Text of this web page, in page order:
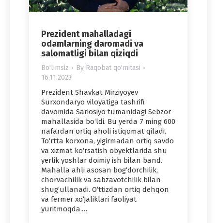
Prezident mahalladagi
odamlarning daromadi va
salomatligi bilan qiziqdi
Bo'limsiz By Raqobat qo'mitasi
16.11.2023
Prezident Shavkat Mirziyoyev
Surxondaryo viloyatiga tashrifi
davomida Sariosiyo tumanidagi Sebzor
mahallasida bo‘ldi. Bu yerda 7 ming 600
nafardan ortiq aholi istiqomat qiladi.
To‘rtta korxona, yigirmadan ortiq savdo
va xizmat ko‘rsatish obyektlarida shu
yerlik yoshlar doimiy ish bilan band.
Mahalla ahli asosan bog‘dorchilik,
chorvachilik va sabzavotchilik bilan
shug‘ullanadi. O‘ttizdan ortiq dehqon
va fermer xo‘jaliklari faoliyat
yuritmoqda.…